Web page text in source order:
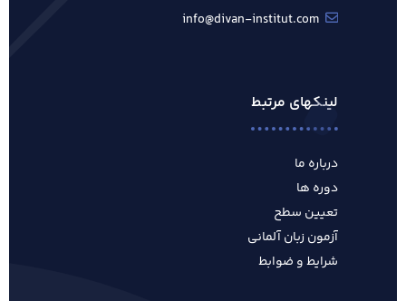
لینکهای مرتبط
درباره ما
دوره ها
تعیین سطح
آزمون زبان آلمانی
شرایط و ضوابط